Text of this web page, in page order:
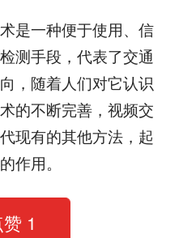
一种便于使用、信
测手段，代表了交通
，随着人们对它认识
的不断完善，视频交
现有的其他方法，起
作用。
赞 1